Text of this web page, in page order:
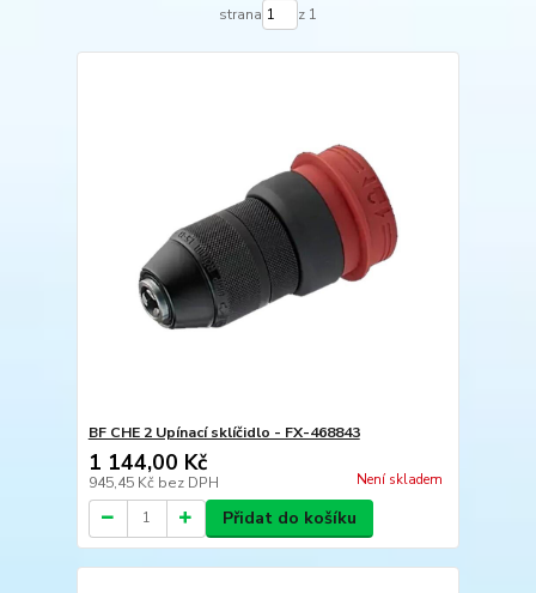
strana z 1
BF CHE 2 Upínací sklíčidlo - FX-468843
1 144,00 Kč
945,45 Kč bez DPH Není skladem
Přidat do košíku